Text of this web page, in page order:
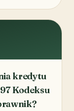
kredytu
Kodeksu